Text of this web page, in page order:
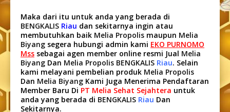
Maka dari itu untuk anda yang berada di
BENGKALIS Riau dan sekitarnya ingin atau
membutuhkan baik Melia Propolis maupun Melia
Biyang segera hubungi admin kami EKO PURNOMO
Mss sebagai agen member online resmi Jual Melia
Biyang Dan Melia Propolis BENGKALIS Riau. Selain
kami melayani pembelian produk Melia Propolis
Dan Melia Biyang Kami Juga Menerima Pendaftaran
Member Baru Di PT Melia Sehat Sejahtera untuk
anda yang berada di BENGKALIS Riau Dan
Sekitarnya.